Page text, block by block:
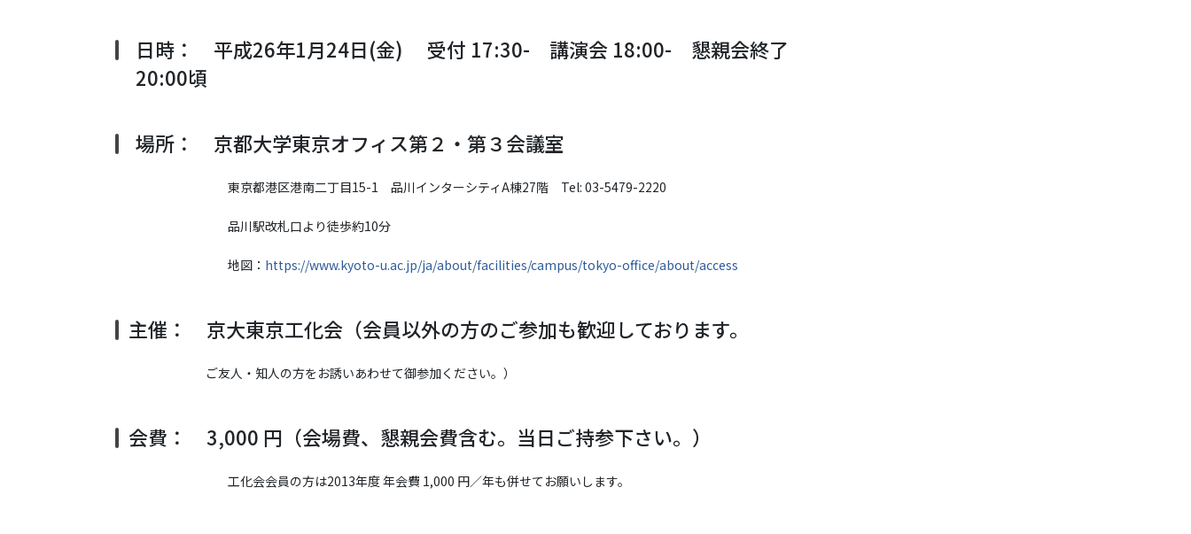
日時： 平成26年1月24日(金) 受付 17:30- 講演会 18:00- 懇親会終了
20:00頃
場所： 京都大学東京オフィス第２・第３会議室
東京都港区港南二丁目15-1 品川インターシティA棟27階 Tel: 03-5479-2220
品川駅改札口より徒歩約10分
地図： https://www.kyoto-u.ac.jp/ja/about/facilities/campus/tokyo-office/about/access
主催： 京大東京工化会（会員以外の方のご参加も歓迎しております。
ご友人・知人の方をお誘いあわせて御参加ください。）
会費： 3,000 円（会場費、懇親会費含む。当日ご持参下さい。）
工化会会員の方は2013年度 年会費 1,000 円／年も併せてお願いします。